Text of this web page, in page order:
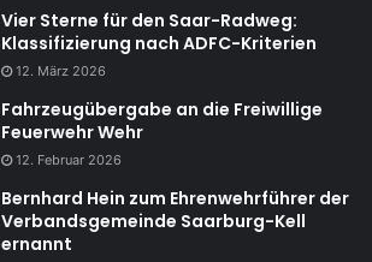
Vier Sterne für den Saar-Radweg:
Klassifizierung nach ADFC-Kriterien
12. März 2026
Fahrzeugübergabe an die Freiwillige
Feuerwehr Wehr
12. Februar 2026
Bernhard Hein zum Ehrenwehrführer der
Verbandsgemeinde Saarburg-Kell
ernannt